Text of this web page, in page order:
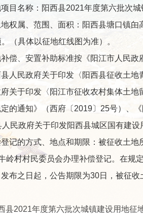
名称：阳西县2021年度第六批次城
属、范围、面积：阳西县塘口镇甶
（具体以征地红线图为准）。
、安置补助标准按《阳江市人民政
人民政府关于印发〈阳西县征收土
关于印发〈阳江市征收农村集体土
的通知》（西府〔2019〕25号）、
民政府关于印发阳西县城区国有建
的方式、地点和期限：被征收土地
岭村村民委员会办理补偿登记。在规
之日起，公告期限为30日，被征收
县2021年度第六批次城镇建设用地征